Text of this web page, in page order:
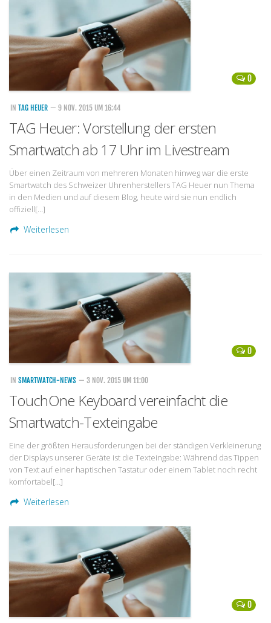
0
IN TAG HEUER — 9 NOV. 2015 UM 16:44
TAG Heuer: Vorstellung der ersten
Smartwatch ab 17 Uhr im Livestream
Über einen Zeitraum von mehreren Monaten hinweg war die erste
Smartwatch des Schweizer Uhrenherstellers TAG Heuer nun Thema
in den Medien und auf diesem Blog, heute wird sie nun endlich
offiziell[…]
Weiterlesen
0
IN SMARTWATCH-NEWS — 3 NOV. 2015 UM 11:00
TouchOne Keyboard vereinfacht die
Smartwatch-Texteingabe
Eine der größten Herausforderungen bei der ständigen Verkleinerung
der Displays unserer Geräte ist die Texteingabe: Während das Tippen
von Text auf einer haptischen Tastatur oder einem Tablet noch recht
komfortabel[…]
Weiterlesen
0